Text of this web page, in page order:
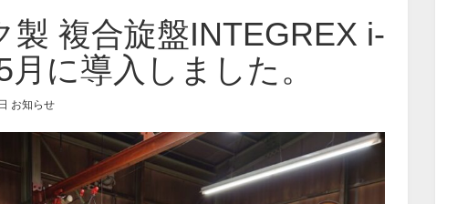
複合旋盤INTEGREX i-
に導入しました。
お知らせ